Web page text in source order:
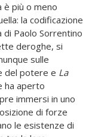
è più o meno
la codificazione
di Paolo Sorrentino
deroghe, si
sulle
del potere e La
ha aperto
immersi in uno
di forze
le esistenze di